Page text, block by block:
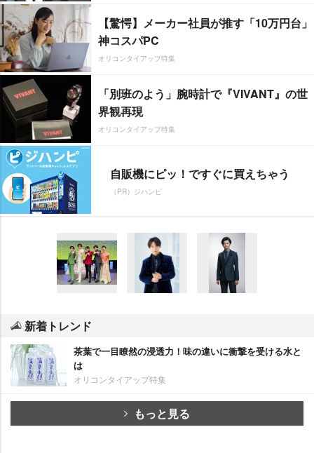
【驚愕】メーカー社員が推す「10万円台」
神コスパPC
オリコンタイアップ特集
「別班のよう」腕時計で『VIVANT』の世
界観再現
オリコンタイアップ特集
自販機にピッ！ですぐに買えちゃう
（PR）ジハンピ
新着トレンド
茶葉で一目瞭然の浸透力！味の違いに衝撃を受ける水と
は
オリコンタイアップ特集
もっと見る